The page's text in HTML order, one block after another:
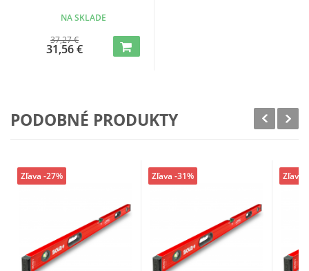
NA SKLADE
37,27 €
31,56 €
PODOBNÉ PRODUKTY
Zľava -27% Zľava -31% Zľava